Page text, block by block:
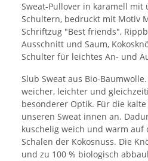
Sweat-Pullover in karamell mit
Schultern, bedruckt mit Motiv
Schriftzug "Best friends",
Ausschnitt und Saum,
Schulter für leichtes An- und
Slub Sweat aus Bio-
weicher, leichter und
besonderer Optik. Für die
unseren Sweat innen an.
kuschelig weich und warm auf
Schalen der Kokosnuss. Die
und zu 100 % biologisch